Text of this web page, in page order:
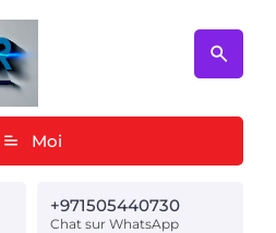
Moi
+971505440730
Chat sur WhatsApp